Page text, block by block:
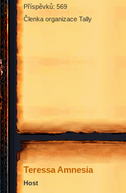
Příspěvků: 569
Členka organizace Tally
Teressa Amnesia
Host